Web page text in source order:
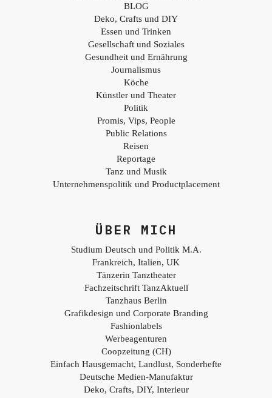
BLOG
Deko, Crafts und DIY
Essen und Trinken
Gesellschaft und Soziales
Gesundheit und Ernährung
Journalismus
Köche
Künstler und Theater
Politik
Promis, Vips, People
Public Relations
Reisen
Reportage
Tanz und Musik
Unternehmenspolitik und Productplacement
ÜBER MICH
Studium Deutsch und Politik M.A.
Frankreich, Italien, UK
Tänzerin Tanztheater
Fachzeitschrift TanzAktuell
Tanzhaus Berlin
Grafikdesign und Corporate Branding
Fashionlabels
Werbeagenturen
Coopzeitung (CH)
Einfach Hausgemacht, Landlust, Sonderhefte
Deutsche Medien-Manufaktur
Deko, Crafts, DIY, Interieur